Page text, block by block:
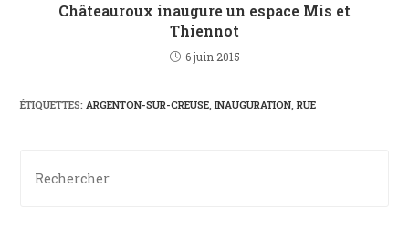
Châteauroux inaugure un espace Mis et
Thiennot
6 juin 2015
ÉTIQUETTES:ARGENTON-SUR-CREUSE, INAUGURATION, RUE